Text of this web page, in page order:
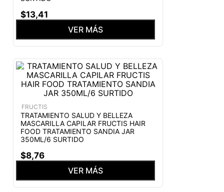
$13,41
VER MÁS
FRUCTIS
TRATAMIENTO SALUD Y BELLEZA
MASCARILLA CAPILAR FRUCTIS HAIR
FOOD TRATAMIENTO SANDIA JAR
350ML/6 SURTIDO
$8,76
VER MÁS